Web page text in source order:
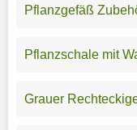
Pflanzgefäß
Pflanzschale mit
Grauer